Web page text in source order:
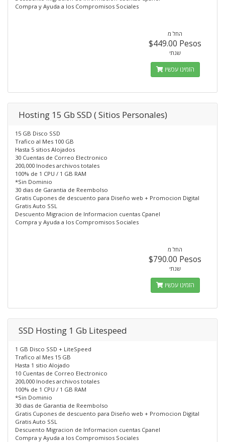
Compra y Ayuda a los Compromisos Sociales
החל מ
$449.00 Pesos
שנתי
הזמינו עכשיו
Hosting 15 Gb SSD ( Sitios Personales)
15 GB Disco SSD
Trafico al Mes 100 GB
Hasta 5 sitios Alojados
30 Cuentas de Correo Electronico
200,000 Inodes archivos totales
100% de 1 CPU / 1 GB RAM
*Sin Dominio
30 dias de Garantia de Reembolso
Gratis Cupones de descuento para Diseño web + Promocion Digital
Gratis Auto SSL
Descuento Migracion de Informacion cuentas Cpanel
Compra y Ayuda a los Compromisos Sociales
החל מ
$790.00 Pesos
שנתי
הזמינו עכשיו
SSD Hosting 1 Gb Litespeed
1 GB Disco SSD + LiteSpeed
Trafico al Mes 15 GB
Hasta 1 sitio Alojado
10 Cuentas de Correo Electronico
200,000 Inodes archivos totales
100% de 1 CPU / 1 GB RAM
*Sin Dominio
30 dias de Garantia de Reembolso
Gratis Cupones de descuento para Diseño web + Promocion Digital
Gratis Auto SSL
Descuento Migracion de Informacion cuentas Cpanel
Compra y Ayuda a los Compromisos Sociales